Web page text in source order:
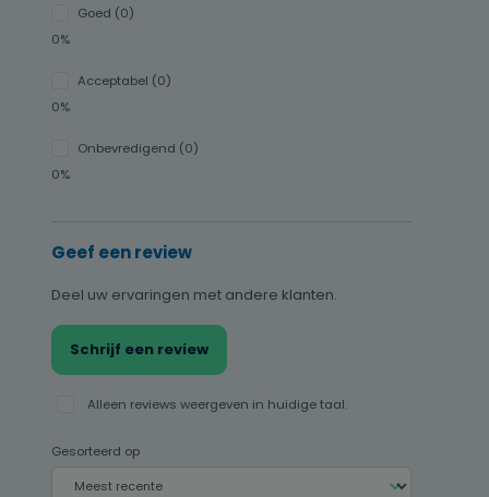
Goed (0)
0%
Acceptabel (0)
0%
Onbevredigend (0)
0%
Geef een review
Deel uw ervaringen met andere klanten.
Schrijf een review
Alleen reviews weergeven in huidige taal.
Gesorteerd op